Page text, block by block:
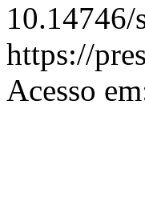
https://
Acesso